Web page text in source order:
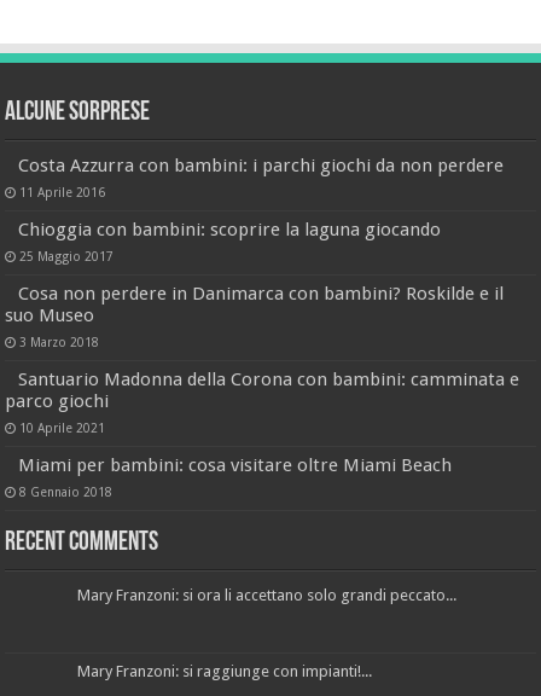
Alcune sorprese
Costa Azzurra con bambini: i parchi giochi da non perdere
11 Aprile 2016
Chioggia con bambini: scoprire la laguna giocando
25 Maggio 2017
Cosa non perdere in Danimarca con bambini? Roskilde e il
suo Museo
3 Marzo 2018
Santuario Madonna della Corona con bambini: camminata e
parco giochi
10 Aprile 2021
Miami per bambini: cosa visitare oltre Miami Beach
8 Gennaio 2018
Recent Comments
Mary Franzoni: si ora li accettano solo grandi peccato...
Mary Franzoni: si raggiunge con impianti!...